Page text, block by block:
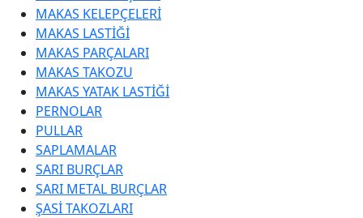
MAKAS KELEPÇELERİ
MAKAS LASTİĞİ
MAKAS PARÇALARI
MAKAS TAKOZU
MAKAS YATAK LASTİĞİ
PERNOLAR
PULLAR
SAPLAMALAR
SARI BURÇLAR
SARI METAL BURÇLAR
ŞASİ TAKOZLARI